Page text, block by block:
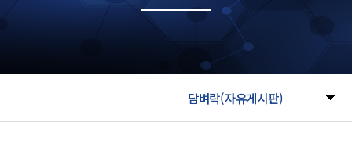
담벼락(자유게시판)